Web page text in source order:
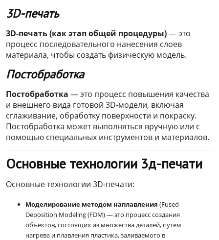
3D-печать
3D-печать (как этап общей процедуры)— это
процесс последовательного нанесения слоев
материала, чтобы создать физическую модель.
Постобработка
Постобработка — это процесс повышения качества
и внешнего вида готовой 3D-модели, включая
сглаживание, обработку поверхности и покраску.
Постобработка может выполняться вручную или с
помощью специальных инструментов и материалов.
Основные технологии 3д-печати
Основные технологии 3D-печати:
Моделирование методом наплавления (Fused
Deposition Modeling (FDM) —это процесс создания
объектов, состоящих из множества деталей, путем
нагрева и плавления пластика, заливаемого в